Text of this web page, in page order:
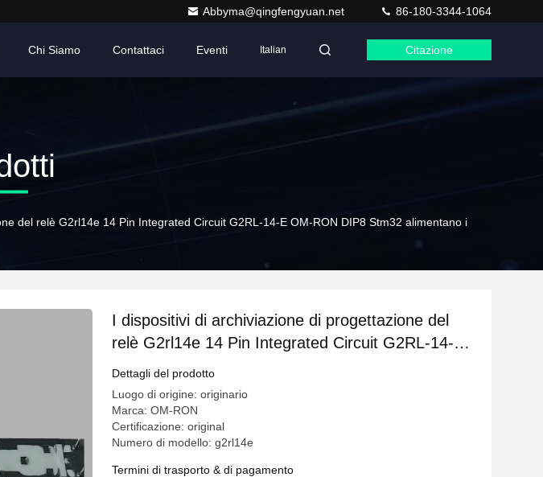
Abbyma@qingfengyuan.net 86-180-3344-1064
Chi Siamo Contattaci Eventi Italian Citazione
del relè G2rl14e 14 Pin Integrated Circuit G2RL-14-E OM-RON DIP8 Stm32 alimentano i
I dispositivi di archiviazione di progettazione del
relè G2rl14e 14 Pin Integrated Circuit G2RL-14-E
OM-RON DIP8 Stm32 alimentano i convertitori
Dettagli del prodotto
Luogo di origine: originario
Marca: OM-RON
Certificazione: original
Numero di modello: g2rl14e
Termini di trasporto & di pagamento